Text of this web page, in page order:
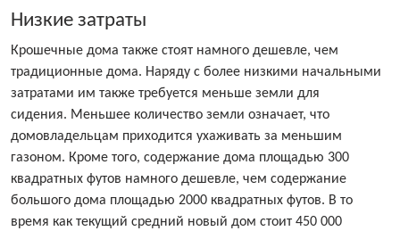
Низкие затраты
Крошечные дома также стоят намного дешевле, чем
традиционные дома. Наряду с более низкими начальными
затратами им также требуется меньше земли для
сидения. Меньшее количество земли означает, что
домовладельцам приходится ухаживать за меньшим
газоном. Кроме того, содержание дома площадью 300
квадратных футов намного дешевле, чем содержание
большого дома площадью 2000 квадратных футов. В то
время как текущий средний новый дом стоит 450 000